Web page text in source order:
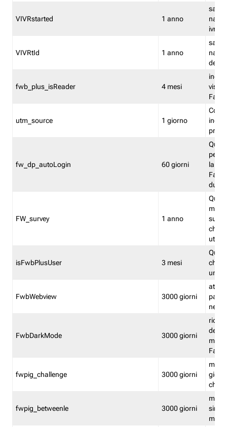
VIVRstarted 1 anno
salva
ivr
VIVRtId 1 anno
salva
del
fwb_plus_isReader 4 mesi
utm_source 1 giorno
fw_dp_autoLogin 60 giorni
la
FW_survey 1 anno
utenti
isFwbPlusUser 3 mesi
che
una
FwbWebview 3000 giorni
attiva
FwbDarkMode 3000 giorni
fwpig_challenge 3000 giorni
fwpig_betweenle 3000 giorni